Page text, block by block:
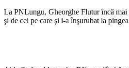
La PNLungu, Gheorghe Flutur încă mai
şi de cei pe care şi i-a înşurubat la